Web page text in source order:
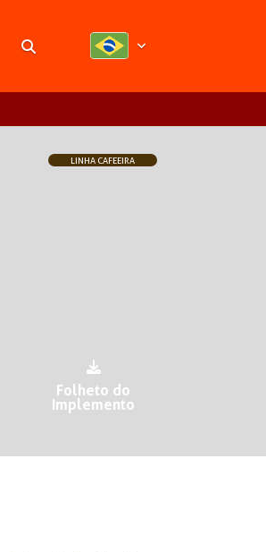
Pesquisar
LINHA CAFEEIRA
Folheto do
Implemento